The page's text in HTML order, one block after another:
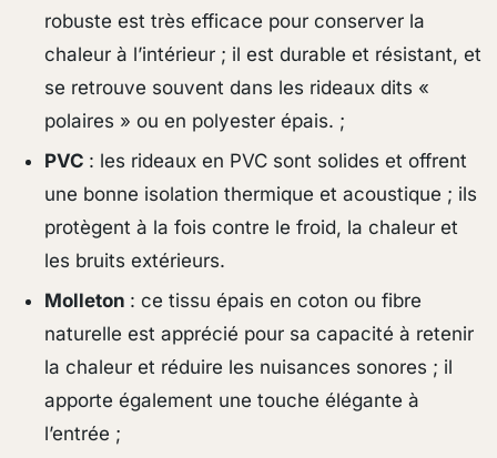
robuste est très efficace pour conserver la
chaleur à l’intérieur ; il est durable et résistant, et
se retrouve souvent dans les rideaux dits «
polaires » ou en polyester épais. ;
PVC : les rideaux en PVC sont solides et offrent
une bonne isolation thermique et acoustique ; ils
protègent à la fois contre le froid, la chaleur et
les bruits extérieurs.
Molleton : ce tissu épais en coton ou fibre
naturelle est apprécié pour sa capacité à retenir
la chaleur et réduire les nuisances sonores ; il
apporte également une touche élégante à
l’entrée ;